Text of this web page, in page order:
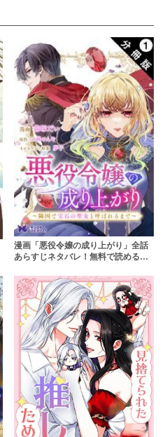
漫画「悪役令嬢の成り上がり」全話
あらすじネタバレ！無料で読める？